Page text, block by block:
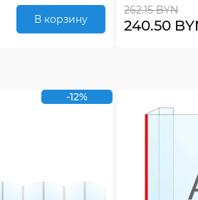
В корзину
262.15 BYN
240.50
-12%